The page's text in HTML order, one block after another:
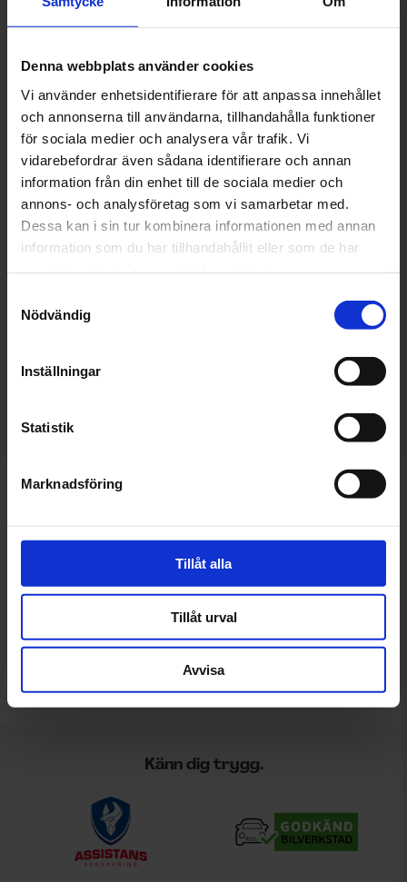
Denna webbplats använder cookies
Vi använder enhetsidentifierare för att anpassa innehållet
och annonserna till användarna, tillhandahålla funktioner
för sociala medier och analysera vår trafik. Vi
vidarebefordrar även sådana identifierare och annan
information från din enhet till de sociala medier och
annons- och analysföretag som vi samarbetar med.
Dessa kan i sin tur kombinera informationen med annan
information som du har tillhandahållit eller som de har
Nödvändig
Inställningar
Statistik
Marknadsföring
Tillåt alla
Tillåt urval
Avvisa
Är du osäker på hur man gör när man byter
kupéfilter i bilen, vill du veta mer om kupé- eller
allergifilter eller vilket filter du ska använda till
just din bil? Vårabilverkstäderstår redo och
fixar filterbytet åt dig.
Känn dig trygg.